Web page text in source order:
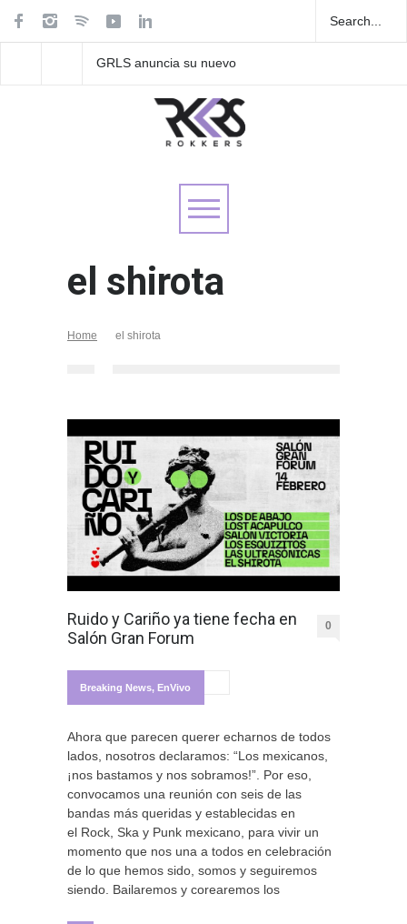
GRLS anuncia su nuevo
el shirota
Home el shirota
Ruido y Cariño ya tiene fecha en
Salón Gran Forum
0
Breaking News, EnVivo
Ahora que parecen querer echarnos de todos
lados, nosotros declaramos: “Los mexicanos,
¡nos bastamos y nos sobramos!”. Por eso,
convocamos una reunión con seis de las
bandas más queridas y establecidas en
el Rock, Ska y Punk mexicano, para vivir un
momento que nos una a todos en celebración
de lo que hemos sido, somos y seguiremos
siendo. Bailaremos y corearemos los